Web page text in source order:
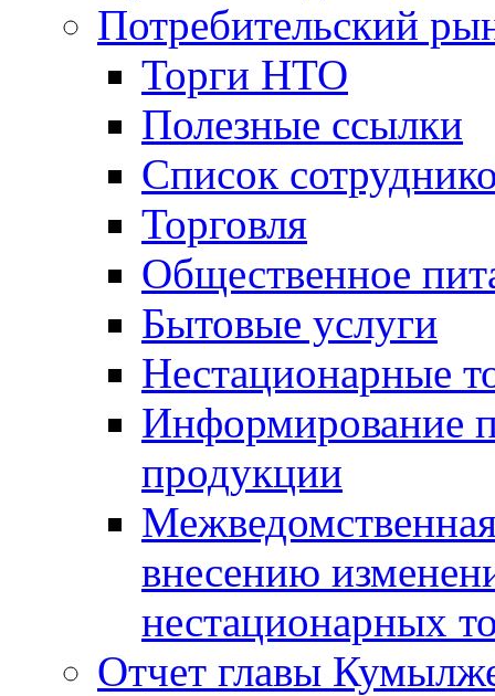
Потребительский
Торги НТО
Полезные ссылки
Список
Торговля
Общественное
Бытовые услуги
Нестационарные
Информирование
продукции
внесению
нестационарных
Отчет главы